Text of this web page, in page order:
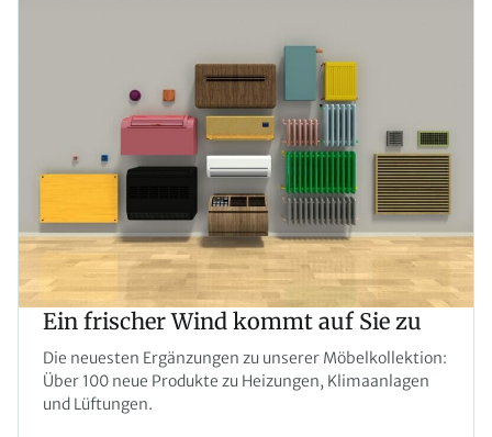
Ein frischer Wind kommt auf Sie zu
Die neuesten Ergänzungen zu unserer Möbelkollektion:
Über 100 neue Produkte zu Heizungen, Klimaanlagen
und Lüftungen.